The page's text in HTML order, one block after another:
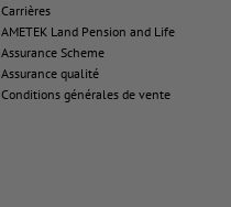
Carrières
AMETEK Land Pension and Life
Assurance Scheme
Assurance qualité
Conditions générales de vente